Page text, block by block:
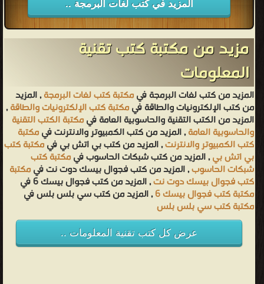
المزيد في كتب لغات البرمجة ..
مزيد من مكتبة كتب تقنية
المعلومات
المزيد من كتب لغات البرمجة فيمكتبة كتب لغات البرمجة, المزيد
من كتب الإلكترونيات والطاقة فيمكتبة كتب الإلكترونيات والطاقة,
المزيد من الكتب التقنية والحاسوبية العامة فيمكتبة الكتب التقنية
والحاسوبية العامة, المزيد من كتب الكمبيوتر والانترنت فيمكتبة
كتب الكمبيوتر والانترنت, المزيد من كتب بي اتش بي فيمكتبة كتب
بي اتش بي, المزيد من كتب شبكات الحاسوب فيمكتبة كتب
شبكات الحاسوب, المزيد من كتب فجوال بيسك دوت نت فيمكتبة
كتب فجوال بيسك دوت نت, المزيد من كتب فجوال بيسك 6 في
مكتبة كتب فجوال بيسك 6 , المزيد من كتب سي بلس بلس في
مكتبة كتب سي بلس بلس
عرض كل كتب تقنية المعلومات ..